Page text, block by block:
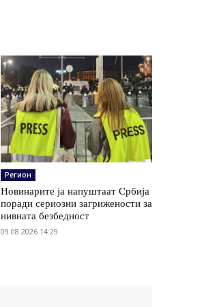
Регион
Новинарите ја напуштаат Србија
поради сериозни загрижености за
нивната безбедност
09.08.2026 14:29